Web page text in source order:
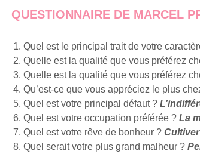
QUESTIONNAIRE DE MARCEL
Quel est le principal trait de votre
Quelle est la qualité que vous préférez
Quelle est la qualité que vous préférez
Qu’est-ce que vous appréciez le plus
Quel est votre principal défaut ?
Quel est votre occupation préférée ? La
Quel est votre rêve de bonheur ?
Quel serait votre plus grand malheur ?